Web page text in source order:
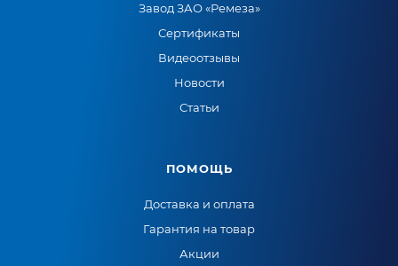
Завод ЗАО «Ремеза»
Сертификаты
Видеоотзывы
Новости
Статьи
ПОМОЩЬ
Доставка и оплата
Гарантия на товар
Акции